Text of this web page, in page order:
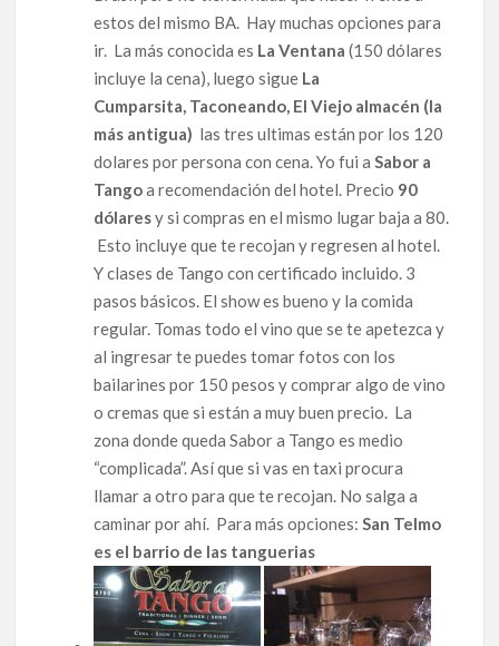
estos del mismo BA. Hay muchas opciones para
ir. La más conocida es La Ventana (150 dólares
incluye la cena), luego sigue La
Cumparsita, Taconeando, El Viejo almacén (la
más antigua) las tres ultimas están por los 120
dolares por persona con cena. Yo fui aSabor a
Tangoa recomendación del hotel. Precio 90
dólaresy si compras en el mismo lugar baja a 80.
Esto incluye que te recojan y regresen al hotel.
Y clases de Tango con certificado incluido. 3
pasos básicos. El show es bueno y la comida
regular. Tomas todo el vino que se te apetezca y
al ingresar te puedes tomar fotos con los
bailarines por 150 pesos y comprar algo de vino
o cremas que si están a muy buen precio. La
zona donde queda Sabor a Tango es medio
“complicada”. Así que si vas en taxi procura
llamar a otro para que te recojan. No salga a
caminar por ahí. Para más opciones:San Telmo
es el barrio de las tanguerias